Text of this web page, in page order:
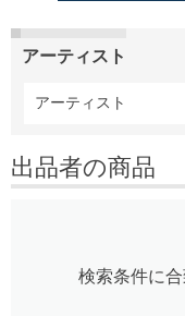
アーティスト
アーティスト
出品者の商品
検索条件に